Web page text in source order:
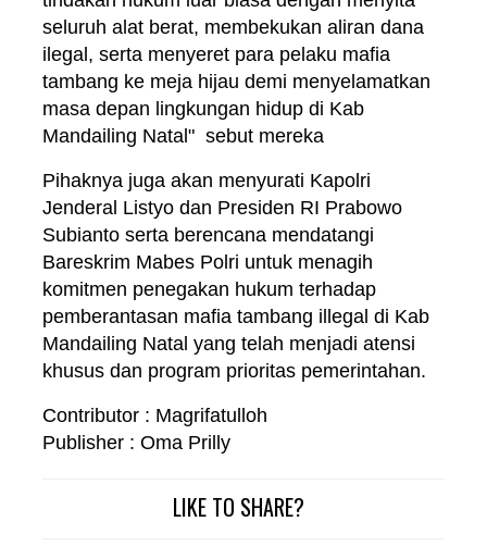
seluruh alat berat, membekukan aliran dana
ilegal, serta menyeret para pelaku mafia
tambang ke meja hijau demi menyelamatkan
masa depan lingkungan hidup di Kab
Mandailing Natal" sebut mereka
Pihaknya juga akan menyurati Kapolri
Jenderal Listyo dan Presiden RI Prabowo
Subianto serta berencana mendatangi
Bareskrim Mabes Polri untuk menagih
komitmen penegakan hukum terhadap
pemberantasan mafia tambang illegal di Kab
Mandailing Natal yang telah menjadi atensi
khusus dan program prioritas pemerintahan.
Contributor : Magrifatulloh
Publisher : Oma Prilly
LIKE TO SHARE?